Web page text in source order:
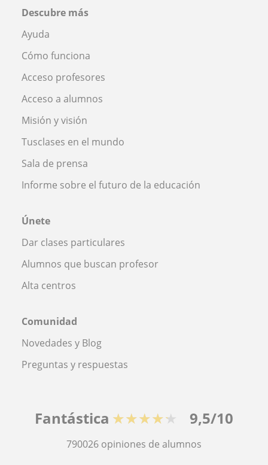
Descubre más
Ayuda
Cómo funciona
Acceso profesores
Acceso a alumnos
Misión y visión
Tusclases en el mundo
Sala de prensa
Informe sobre el futuro de la educación
Únete
Dar clases particulares
Alumnos que buscan profesor
Alta centros
Comunidad
Novedades y Blog
Preguntas y respuestas
Fantástica ★★★★★ 9,5/10
790026 opiniones de alumnos